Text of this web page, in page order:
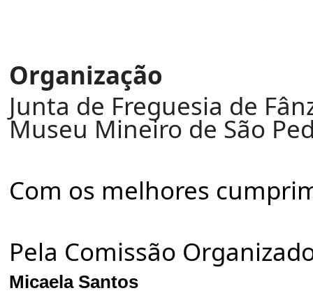
Organização
Junta de Freguesia de
Museu Mineiro de São
Com os melhores
Pela Comissão
Micaela Santos